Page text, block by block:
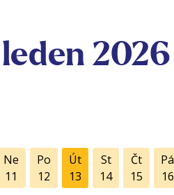
leden 2026
Ne
11
Po
12
Út
13
St
14
Čt
15
Pá
16